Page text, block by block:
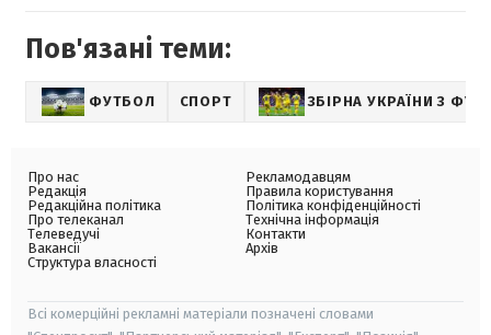
Пов'язані теми:
ФУТБОЛ СПОРТ ЗБІРНА УКРАЇНИ З
Про нас
Редакція
Редакційна політика
Про телеканал
Телеведучі
Вакансії
Структура власності
Рекламодавцям
Правила користування
Політика конфіденційності
Технічна інформація
Контакти
Архів
Всі комерційні рекламні матеріали позначені словами